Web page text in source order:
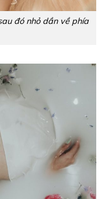
đó nhỏ dần về phía